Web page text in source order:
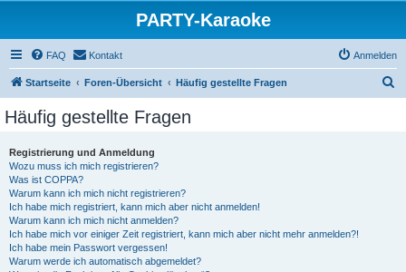
PARTY-Karaoke
FAQ Kontakt Anmelden
Startseite Foren-Übersicht Häufig gestellte Fragen
Häufig gestellte Fragen
Registrierung und Anmeldung
Wozu muss ich mich registrieren?
Was ist COPPA?
Warum kann ich mich nicht registrieren?
Ich habe mich registriert, kann mich aber nicht anmelden!
Warum kann ich mich nicht anmelden?
Ich habe mich vor einiger Zeit registriert, kann mich aber nicht mehr anmelden?!
Ich habe mein Passwort vergessen!
Warum werde ich automatisch abgemeldet?